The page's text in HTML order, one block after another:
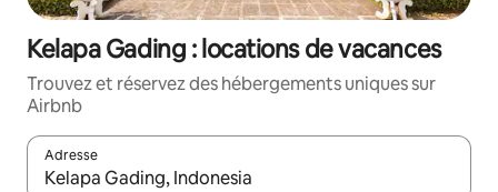
Kelapa Gading : locations de vacances
Trouvez et réservez des hébergements uniques sur
Airbnb
Adresse
Lorsque les résultats s'affichent, utilisez les flèches vers le